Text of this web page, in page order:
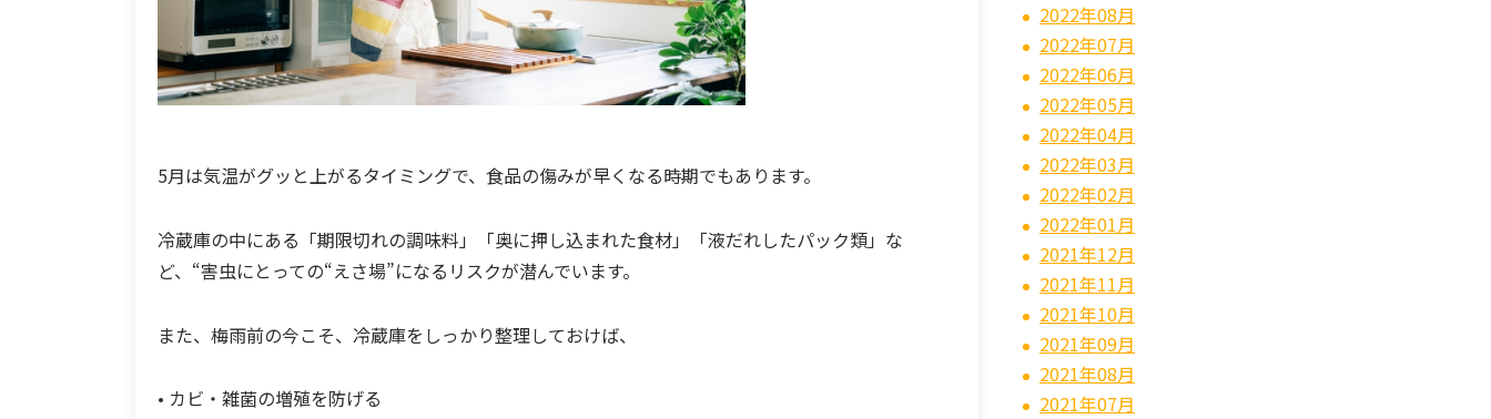
5月は気温がグッと上がるタイミングで、食品の傷みが早くなる時期でもあります。
冷蔵庫の中にある「期限切れの調味料」「奥に押し込まれた食材」「液だれしたパック類」な
ど、“害虫にとっての“えさ場”になるリスクが潜んでいます。
また、梅雨前の今こそ、冷蔵庫をしっかり整理しておけば、
• カビ・雑菌の増殖を防げる
2022年08月
2022年07月
2022年06月
2022年05月
2022年04月
2022年03月
2022年02月
2022年01月
2021年12月
2021年11月
2021年10月
2021年09月
2021年08月
2021年07月